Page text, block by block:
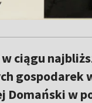
ciągu
gospodarek
w